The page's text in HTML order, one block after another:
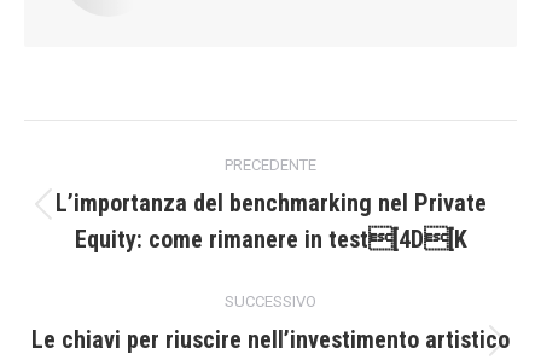
tra
PRECEDENTE
precedente:
L’importanza del benchmarking nel Private
Equity: come rimanere in test[4D[K
SUCCESSIVO
Le chiavi per riuscire nell’investimento artistico